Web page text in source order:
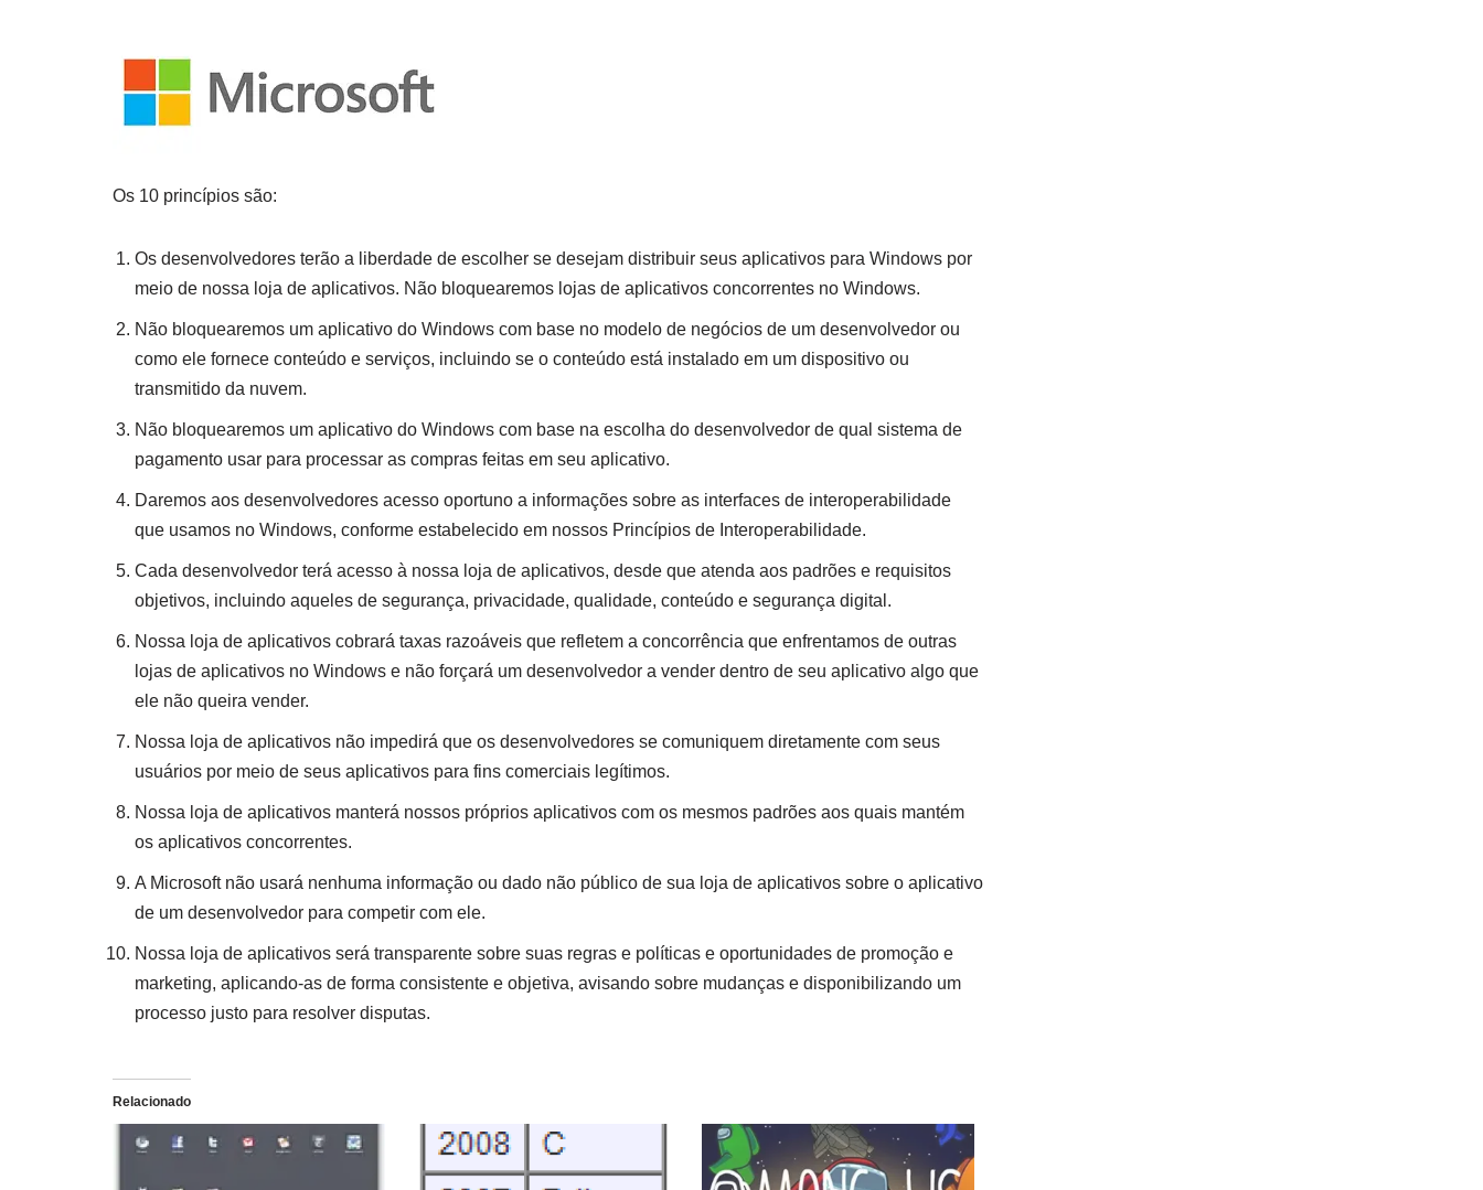
Os 10 princípios são:
Os desenvolvedores terão a liberdade de escolher se desejam distribuir seus aplicativos para Windows por
meio de nossa loja de aplicativos. Não bloquearemos lojas de aplicativos concorrentes no Windows.
Não bloquearemos um aplicativo do Windows com base no modelo de negócios de um desenvolvedor ou
como ele fornece conteúdo e serviços, incluindo se o conteúdo está instalado em um dispositivo ou
transmitido da nuvem.
Não bloquearemos um aplicativo do Windows com base na escolha do desenvolvedor de qual sistema de
pagamento usar para processar as compras feitas em seu aplicativo.
Daremos aos desenvolvedores acesso oportuno a informações sobre as interfaces de interoperabilidade
que usamos no Windows, conforme estabelecido em nossos Princípios de Interoperabilidade.
Cada desenvolvedor terá acesso à nossa loja de aplicativos, desde que atenda aos padrões e requisitos
objetivos, incluindo aqueles de segurança, privacidade, qualidade, conteúdo e segurança digital.
Nossa loja de aplicativos cobrará taxas razoáveis ​​que refletem a concorrência que enfrentamos de outras
lojas de aplicativos no Windows e não forçará um desenvolvedor a vender dentro de seu aplicativo algo que
ele não queira vender.
Nossa loja de aplicativos não impedirá que os desenvolvedores se comuniquem diretamente com seus
usuários por meio de seus aplicativos para fins comerciais legítimos.
Nossa loja de aplicativos manterá nossos próprios aplicativos com os mesmos padrões aos quais mantém
os aplicativos concorrentes.
A Microsoft não usará nenhuma informação ou dado não público de sua loja de aplicativos sobre o aplicativo
de um desenvolvedor para competir com ele.
Nossa loja de aplicativos será transparente sobre suas regras e políticas e oportunidades de promoção e
marketing, aplicando-as de forma consistente e objetiva, avisando sobre mudanças e disponibilizando um
processo justo para resolver disputas.
Relacionado